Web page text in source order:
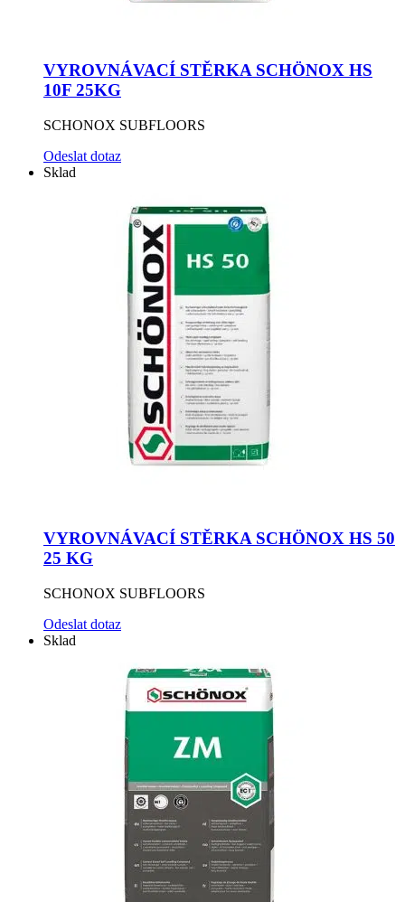
VYROVNÁVACÍ STĚRKA SCHÖNOX HS
10F 25KG
SCHONOX SUBFLOORS
Odeslat dotaz
Sklad
VYROVNÁVACÍ STĚRKA SCHÖNOX HS 50
25 KG
SCHONOX SUBFLOORS
Odeslat dotaz
Sklad